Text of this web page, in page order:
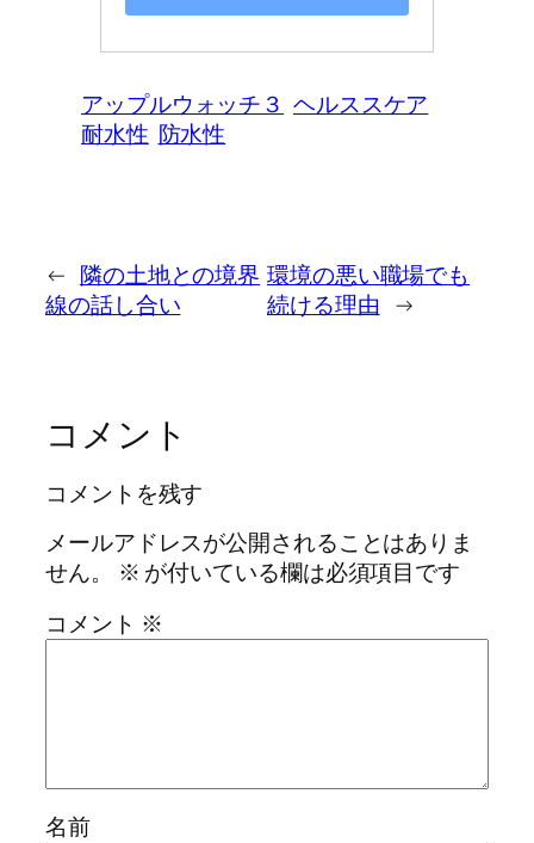
アップルウォッチ３ ヘルススケア
耐水性 防水性
← 隣の土地との境界
線の話し合い
環境の悪い職場でも
続ける理由 →
コメント
コメントを残す
メールアドレスが公開されることはありま
せん。
※ が付いている欄は必須項目です
コメント ※
名前